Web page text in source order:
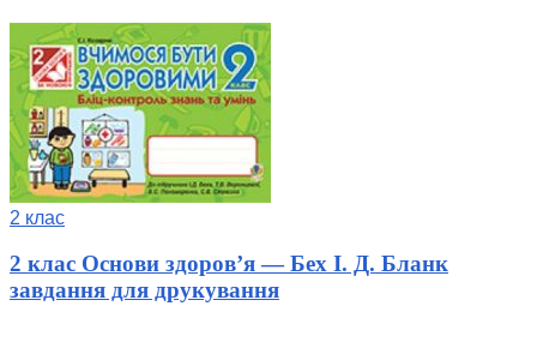
2 клас
2 клас Основи здоров’я — Бех І. Д. Бланк
завдання для друкування